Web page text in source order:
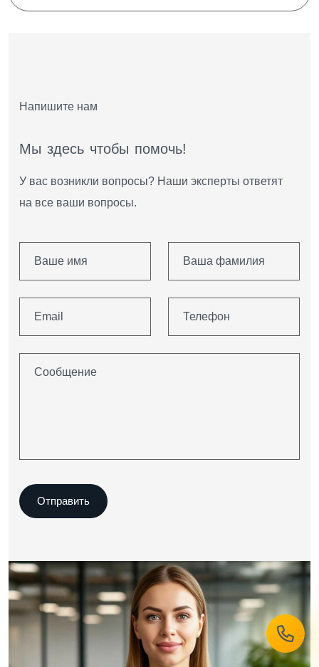
Напишите нам
Мы здесь чтобы помочь!
У вас возникли вопросы? Наши эксперты ответят
на все ваши вопросы.